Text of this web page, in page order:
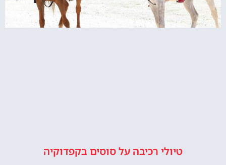
טיולי רכיבה על סוסים בקפדוקיה